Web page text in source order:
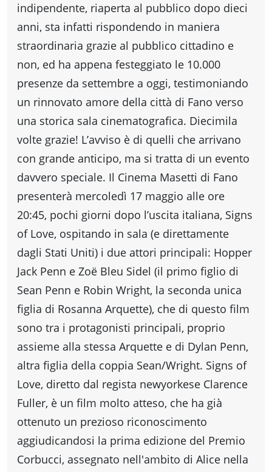
Informazioni
Guide
Fano
Accessibili
indipendente, riaperta al pubblico dopo dieci
anni, sta infatti rispondendo in maniera
straordinaria grazie al pubblico cittadino e
non, ed ha appena festeggiato le 10.000
presenze da settembre a oggi, testimoniando
un rinnovato amore della città di Fano verso
una storica sala cinematografica. Diecimila
volte grazie! L’avviso è di quelli che arrivano
con grande anticipo, ma si tratta di un evento
davvero speciale. Il Cinema Masetti di Fano
presenterà mercoledì 17 maggio alle ore
20:45, pochi giorni dopo l’uscita italiana, Signs
of Love, ospitando in sala (e direttamente
dagli Stati Uniti) i due attori principali: Hopper
Jack Penn e Zoë Bleu Sidel (il primo figlio di
Sean Penn e Robin Wright, la seconda unica
figlia di Rosanna Arquette), che di questo film
sono tra i protagonisti principali, proprio
assieme alla stessa Arquette e di Dylan Penn,
altra figlia della coppia Sean/Wright. Signs of
Love, diretto dal regista newyorkese Clarence
Fuller, è un film molto atteso, che ha già
ottenuto un prezioso riconoscimento
aggiudicandosi la prima edizione del Premio
Corbucci, assegnato nell'ambito di Alice nella